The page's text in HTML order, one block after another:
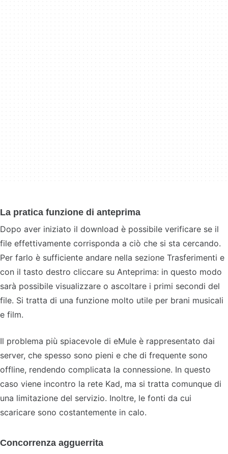
La pratica funzione di anteprima
Dopo aver iniziato il download è possibile verificare se il
file effettivamente corrisponda a ciò che si sta cercando.
Per farlo è sufficiente andare nella sezione Trasferimenti e
con il tasto destro cliccare su Anteprima: in questo modo
sarà possibile visualizzare o ascoltare i primi secondi del
file. Si tratta di una funzione molto utile per brani musicali
e film.
Il problema più spiacevole di eMule è rappresentato dai
server, che spesso sono pieni e che di frequente sono
offline, rendendo complicata la connessione. In questo
caso viene incontro la rete Kad, ma si tratta comunque di
una limitazione del servizio. Inoltre, le fonti da cui
scaricare sono costantemente in calo.
Concorrenza agguerrita